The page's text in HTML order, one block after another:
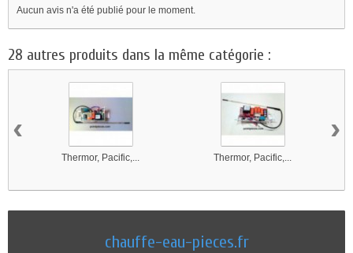
Aucun avis n'a été publié pour le moment.
28 autres produits dans la même catégorie :
Thermor, Pacific,... Thermor, Pacific,...
‹ ›
chauffe-eau-pieces.fr